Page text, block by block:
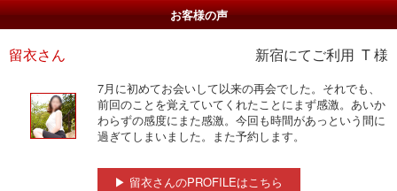
お客様の声
留衣さん 新宿にてご利用 T 様
7月に初めてお会いして以来の再会でした。それでも、
前回のことを覚えていてくれたことにまず感激。あいか
わらずの感度にまた感激。今回も時間があっという間に
過ぎてしまいました。また予約します。
▶ 留衣さんのPROFILEはこちら